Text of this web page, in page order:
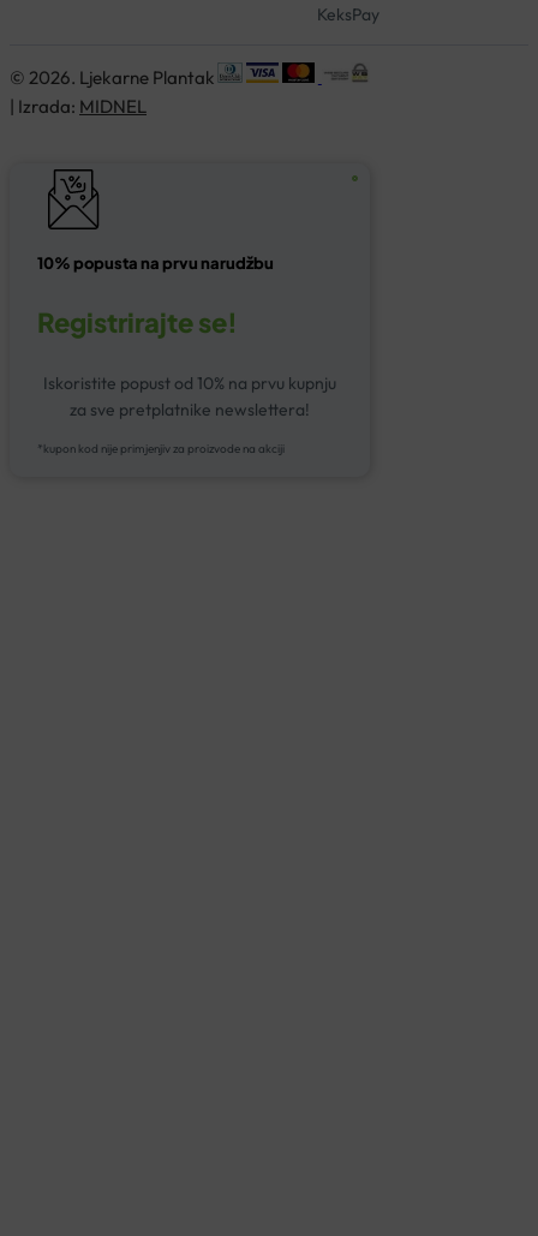
KeksPay
© 2026. Ljekarne Plantak
| Izrada: MIDNEL
10% popusta na prvu narudžbu
Registrirajte se!
Iskoristite popust od 10% na prvu kupnju
za sve pretplatnike newslettera!
*kupon kod nije primjenjiv za proizvode na akciji